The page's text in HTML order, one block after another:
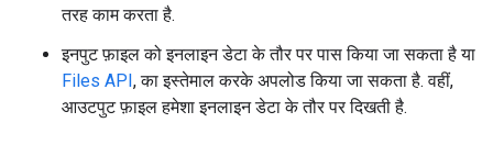
तरह काम करता है.
इनपुट फ़ाइल को इनलाइन डेटा के तौर पर पास किया जा सकता है या
Files API, का इस्तेमाल करके अपलोड किया जा सकता है. वहीं,
आउटपुट फ़ाइल हमेशा इनलाइन डेटा के तौर पर दिखती है.